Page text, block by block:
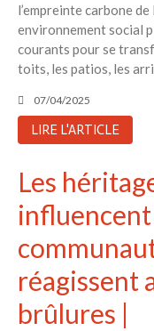
l’empreinte carbone
environnement social
courants pour se
toits, les patios, les
07/04/2025
LIRE L'ARTICLE
Les
réagissent
brûlures |